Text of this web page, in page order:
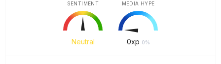
Neutral
SENTIMENT
0xp 0%
MEDIA HYPE